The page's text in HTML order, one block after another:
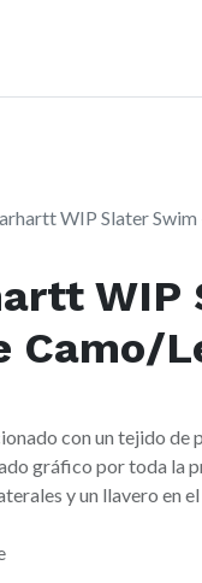
WIP Slater
WIP
Camo/
con un tejido de
gráfico por toda la
y un llavero en